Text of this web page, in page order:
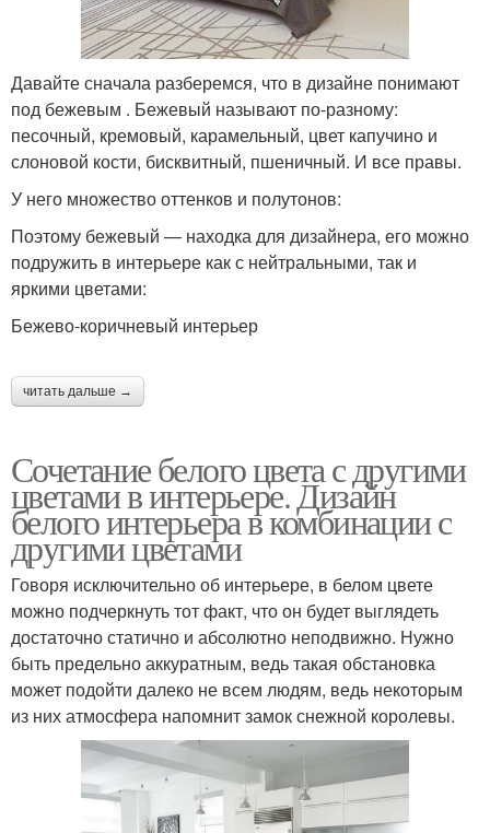
Давайте сначала разберемся, что в дизайне понимают
под бежевым . Бежевый называют по-разному:
песочный, кремовый, карамельный, цвет капучино и
слоновой кости, бисквитный, пшеничный. И все правы.
У него множество оттенков и полутонов:
Поэтому бежевый — находка для дизайнера, его можно
подружить в интерьере как с нейтральными, так и
яркими цветами:
Бежево-коричневый интерьер
читать дальше →
Сочетание белого цвета с другими
цветами в интерьере. Дизайн
белого интерьера в комбинации с
другими цветами
Говоря исключительно об интерьере, в белом цвете
можно подчеркнуть тот факт, что он будет выглядеть
достаточно статично и абсолютно неподвижно. Нужно
быть предельно аккуратным, ведь такая обстановка
может подойти далеко не всем людям, ведь некоторым
из них атмосфера напомнит замок снежной королевы.